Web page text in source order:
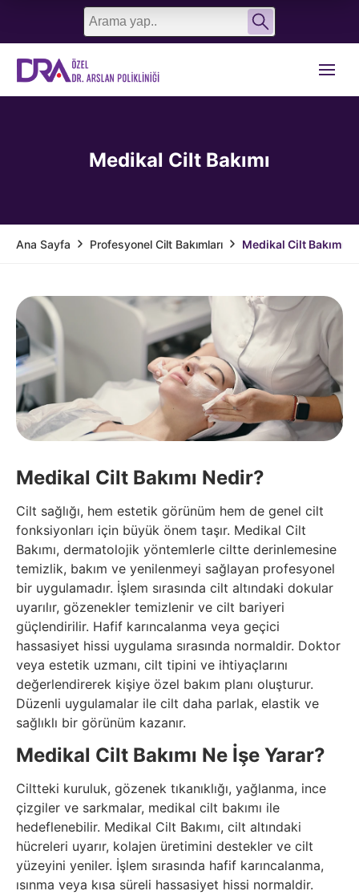
Medikal Cilt Bakımı
Ana Sayfa Profesyonel Cilt Bakımları Medikal Cilt Bakımı
Medikal Cilt Bakımı Nedir?
Cilt sağlığı, hem estetik görünüm hem de genel cilt
fonksiyonları için büyük önem taşır. Medikal Cilt
Bakımı, dermatolojik yöntemlerle ciltte derinlemesine
temizlik, bakım ve yenilenmeyi sağlayan profesyonel
bir uygulamadır. İşlem sırasında cilt altındaki dokular
uyarılır, gözenekler temizlenir ve cilt bariyeri
güçlendirilir. Hafif karıncalanma veya geçici
hassasiyet hissi uygulama sırasında normaldir. Doktor
veya estetik uzmanı, cilt tipini ve ihtiyaçlarını
değerlendirerek kişiye özel bakım planı oluşturur.
Düzenli uygulamalar ile cilt daha parlak, elastik ve
sağlıklı bir görünüm kazanır.
Medikal Cilt Bakımı Ne İşe Yarar?
Ciltteki kuruluk, gözenek tıkanıklığı, yağlanma, ince
çizgiler ve sarkmalar, medikal cilt bakımı ile
hedeflenebilir. Medikal Cilt Bakımı, cilt altındaki
hücreleri uyarır, kolajen üretimini destekler ve cilt
yüzeyini yeniler. İşlem sırasında hafif karıncalanma,
ısınma veya kısa süreli hassasiyet hissi normaldir.